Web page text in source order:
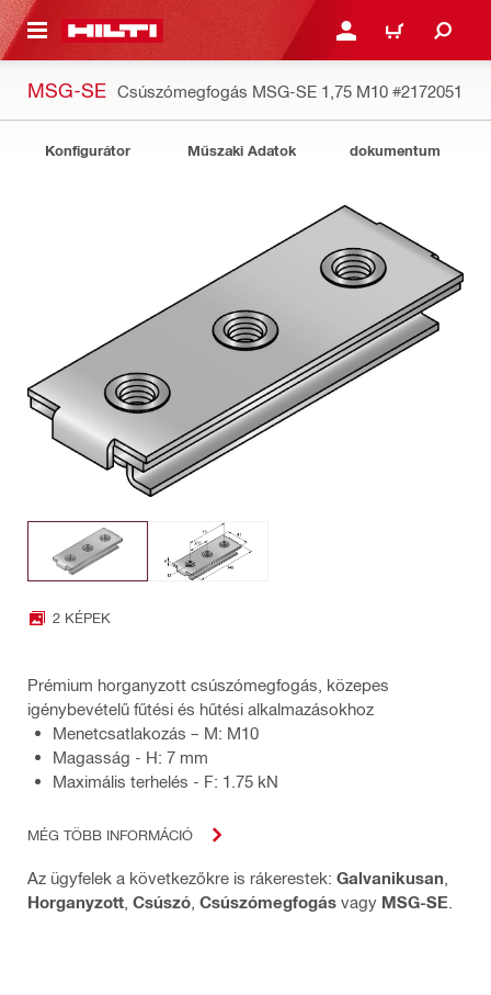
TARTALOMRA BEJELENTKEZÉS VAGY
KOSÁR
MSG-SE Csúszómegfogás MSG-SE 1,75 M10 #2172051
Konfigurátor Műszaki Adatok dokumentum
2 KÉPEK
Prémium horganyzott csúszómegfogás, közepes
igénybevételű fűtési és hűtési alkalmazásokhoz
Menetcsatlakozás – M: M10
Magasság - H: 7 mm
Maximális terhelés - F: 1.75 kN
MÉG TÖBB INFORMÁCIÓ
Az ügyfelek a következőkre is rákerestek: Galvanikusan
Horganyzott Csúszó Csúszómegfogás vagy MSG-SE